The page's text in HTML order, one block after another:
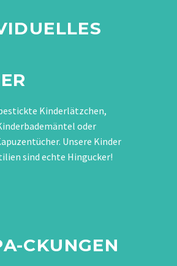
Kinderlätzchen,
oder
Unsere Kinder
sind echte Hingucker!
CKUNGEN